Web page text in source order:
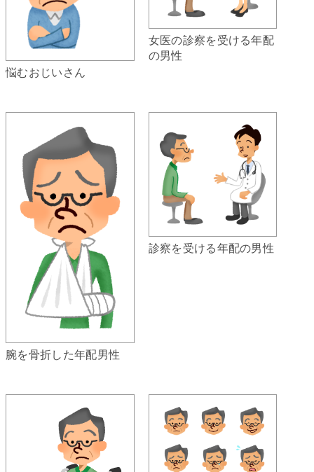
悩むおじいさん
女医の診察を受ける年配
の男性
腕を骨折した年配男性
診察を受ける年配の男性